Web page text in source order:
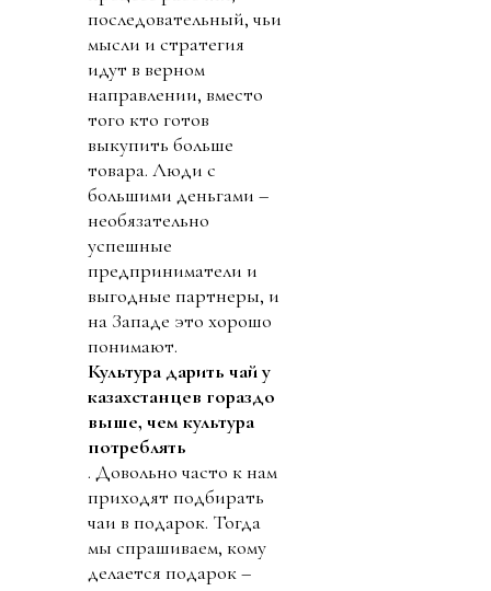
последовательный, чьи
мысли и стратегия
идут в верном
направлении, вместо
того кто готов
выкупить больше
товара. Люди с
большими деньгами –
необязательно
успешные
предприниматели и
выгодные партнеры, и
на Западе это хорошо
понимают.
Культура дарить чай у
казахстанцев гораздо
выше, чем культура
потреблять
. Довольно часто к нам
приходят подбирать
чаи в подарок. Тогда
мы спрашиваем, кому
делается подарок –